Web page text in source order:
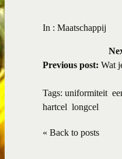
In : Maatschappij
Previous post: Wat
Tags: uniformiteit
hartcel longcel
« Back to posts